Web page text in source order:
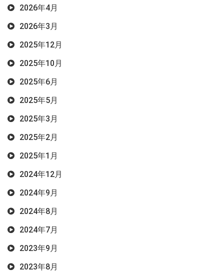
2026年4月
2026年3月
2025年12月
2025年10月
2025年6月
2025年5月
2025年3月
2025年2月
2025年1月
2024年12月
2024年9月
2024年8月
2024年7月
2023年9月
2023年8月